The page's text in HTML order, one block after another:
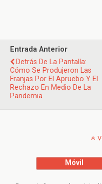
Entrada Anterior
Detrás De La Pantalla:
Cómo Se Produjeron Las
Franjas Por El Apruebo Y El
Rechazo En Medio De La
Pandemia
Móvil